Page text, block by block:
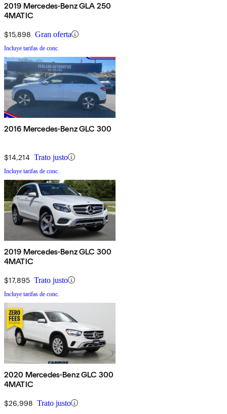
2019 Mercedes-Benz GLA 250
4MATIC
$15,898 Gran oferta
Incluye tarifas de conc.
2016 Mercedes-Benz GLC 300
$14,214 Trato justo
Incluye tarifas de conc.
2019 Mercedes-Benz GLC 300
4MATIC
$17,895 Trato justo
Incluye tarifas de conc.
2020 Mercedes-Benz GLC 300
4MATIC
$26,998 Trato justo